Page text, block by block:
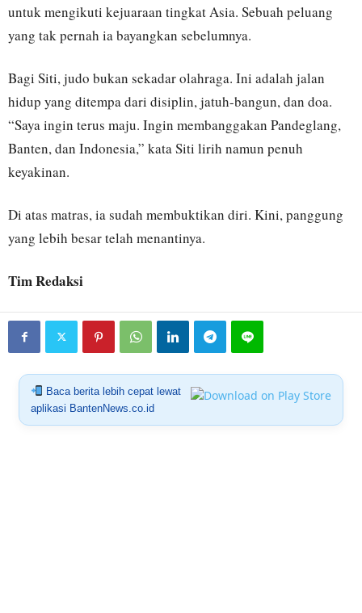
untuk mengikuti kejuaraan tingkat Asia. Sebuah peluang
yang tak pernah ia bayangkan sebelumnya.
Bagi Siti, judo bukan sekadar olahraga. Ini adalah jalan
hidup yang ditempa dari disiplin, jatuh-bangun, dan doa.
“Saya ingin terus maju. Ingin membanggakan Pandeglang,
Banten, dan Indonesia,” kata Siti lirih namun penuh
keyakinan.
Di atas matras, ia sudah membuktikan diri. Kini, panggung
yang lebih besar telah menantinya.
Tim Redaksi
Baca berita lebih cepat lewat
aplikasi BantenNews.co.id